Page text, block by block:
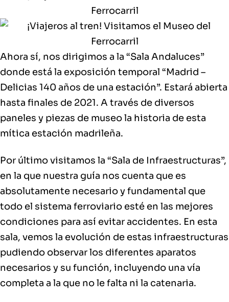
Ahora sí, nos dirigimos a la “Sala Andaluces”
donde está la exposición temporal “Madrid –
Delicias 140 años de una estación”. Estará abierta
hasta finales de 2021. A través de diversos
paneles y piezas de museo la historia de esta
mítica estación madrileña.
Por último visitamos la “Sala de Infraestructuras”,
en la que nuestra guía nos cuenta que es
absolutamente necesario y fundamental que
todo el sistema ferroviario esté en las mejores
condiciones para así evitar accidentes. En esta
sala, vemos la evolución de estas infraestructuras
pudiendo observar los diferentes aparatos
necesarios y su función, incluyendo una vía
completa a la que no le falta ni la catenaria.